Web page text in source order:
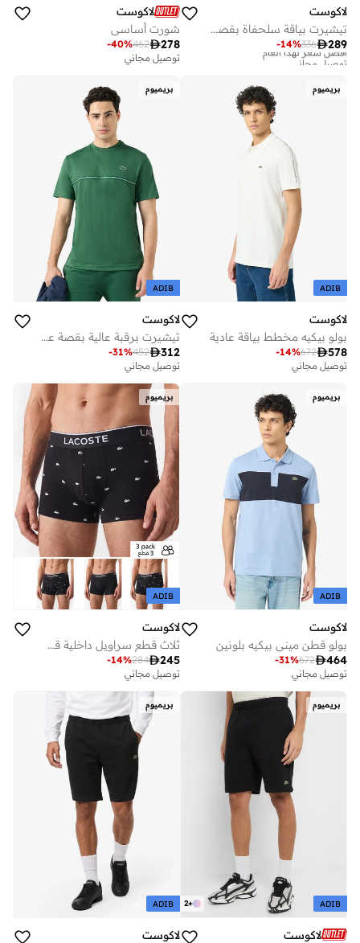
لاكوست
تيشيرت بياقة سلحفاة بقصة عادية
289
336
-14%
أفضل سعر لهذا العام
توصيل مجاني
لاكوست
شورت أساسي
278
462
-40%
توصيل مجاني
بريميوم
ADIB
لاكوست
بولو بيكيه مخطط بياقة عادية
578
672
-14%
توصيل مجاني
بريميوم
ADIB
لاكوست
تيشيرت برقبة عالية بقصة عادية
312
452
-31%
توصيل مجاني
بريميوم
ADIB
لاكوست
بولو قطن ميني بيكيه بلونين
464
672
-31%
توصيل مجاني
بريميوم
ADIB
لاكوست
ثلاث قطع سراويل داخلية قطنية مطاطية بطبعة تمساح
245
284
-14%
توصيل مجاني
بريميوم
+
2 ADIB
لاكوست
بريميوم
ADIB
لاكوست